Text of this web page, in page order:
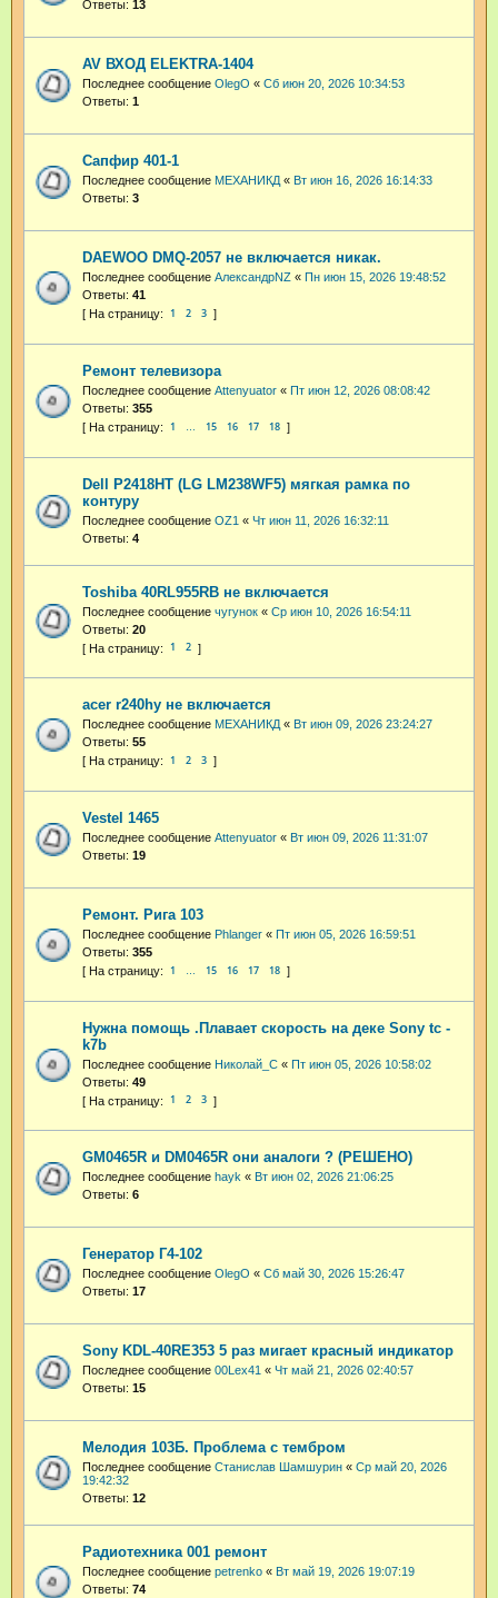
Ответы: 13
AV ВХОД ELEKTRA-1404
Последнее сообщение OlegO « Сб июн 20, 2026 10:34:53
Ответы: 1
Сапфир 401-1
Последнее сообщение МЕХАНИКД« Вт июн 16, 2026 16:14:33
Ответы: 3
DAEWOO DMQ-2057 не включается никак.
Последнее сообщение АлександрNZ « Пн июн 15, 2026 19:48:52
Ответы: 41
1 2 3
Ремонт телевизора
Последнее сообщение Attenyuator « Пт июн 12, 2026 08:08:42
Ответы: 355
1 … 15 16 17 18
Dell P2418HT (LG LM238WF5) мягкая рамка по
контуру
Последнее сообщение OZ1 « Чт июн 11, 2026 16:32:11
Ответы: 4
Toshiba 40RL955RB не включается
Последнее сообщение чугунок « Ср июн 10, 2026 16:54:11
Ответы: 20
1 2
acer r240hy не включается
Последнее сообщение МЕХАНИКД « Вт июн 09, 2026 23:24:27
Ответы: 55
1 2 3
Vestel 1465
Последнее сообщение Attenyuator « Вт июн 09, 2026 11:31:07
Ответы: 19
Ремонт. Рига 103
Последнее сообщение Phlanger « Пт июн 05, 2026 16:59:51
Ответы: 355
1 … 15 16 17 18
Нужна помощь .Плавает скорость на деке Sony tc -
k7b
Последнее сообщение Николай_С « Пт июн 05, 2026 10:58:02
Ответы: 49
1 2 3
GM0465R и DM0465R они аналоги ? (РЕШЕНО)
Последнее сообщение hayk « Вт июн 02, 2026 21:06:25
Ответы: 6
Генератор Г4-102
Последнее сообщение OlegO « Сб май 30, 2026 15:26:47
Ответы: 17
Sony KDL-40RE353 5 раз мигает красный индикатор
Последнее сообщение 00Lex41 « Чт май 21, 2026 02:40:57
Ответы: 15
Мелодия 103Б. Проблема с тембром
Последнее сообщение Станислав Шамшурин « Ср май 20, 2026
19:42:32
Ответы: 12
Радиотехника 001 ремонт
Последнее сообщение petrenko « Вт май 19, 2026 19:07:19
Ответы: 74